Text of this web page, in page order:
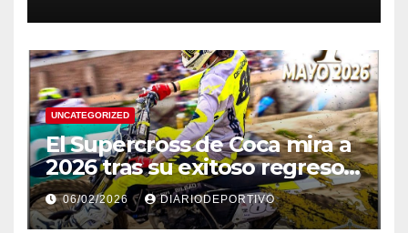
UNCATEGORIZED
El Supercross de Coca mira a
2026 tras su exitoso regreso
en 2024.
06/02/2026 DIARIODEPORTIVO